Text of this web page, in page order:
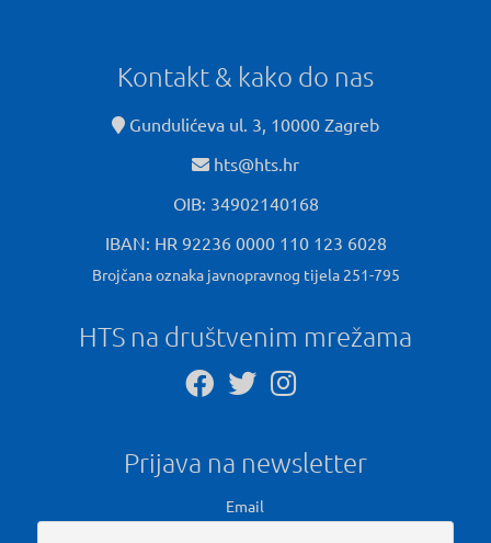
Kontakt & kako do nas
Gundulićeva ul. 3, 10000 Zagreb
hts@hts.hr
OIB: 34902140168
IBAN: HR 92236 0000 110 123 6028
Brojčana oznaka javnopravnog tijela 251-795
HTS na društvenim mrežama
Prijava na newsletter
Email